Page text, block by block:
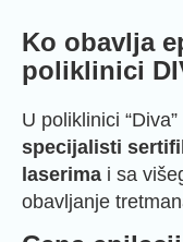
Ko obavlja
poliklinici
U poliklinici
specijalisti
laserima i sa
obavljanje